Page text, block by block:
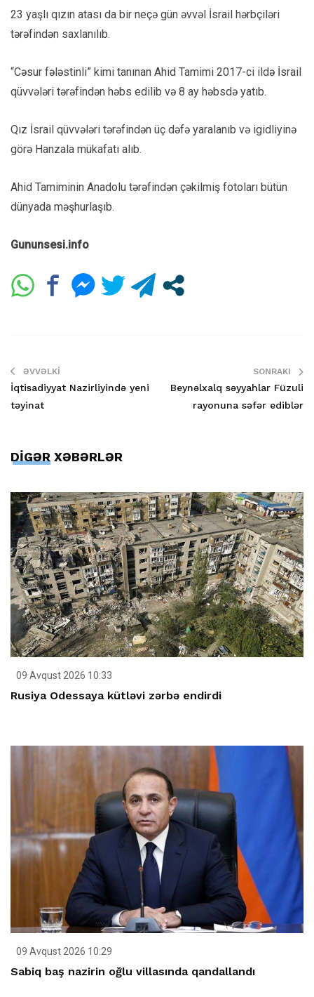
23 yaşlı qızın atası da bir neçə gün əvvəl İsrail hərbçiləri
tərəfindən saxlanılıb.
“Cəsur fələstinli” kimi tanınan Ahid Tamimi 2017-ci ildə İsrail
qüvvələri tərəfindən həbs edilib və 8 ay həbsdə yatıb.
Qız İsrail qüvvələri tərəfindən üç dəfə yaralanıb və igidliyinə
görə Hanzala mükafatı alıb.
Ahid Tamiminin Anadolu tərəfindən çəkilmiş fotoları bütün
dünyada məşhurlaşıb.
Gununsesi.info
ƏVVƏLKI
İqtisadiyyat Nazirliyində yeni
təyinat
SONRAKI
Beynəlxalq səyyahlar Füzuli
rayonuna səfər ediblər
DİGƏR XƏBƏRLƏR
09 Avqust 2026 10:33
Rusiya Odessaya kütləvi zərbə endirdi
09 Avqust 2026 10:29
Sabiq baş nazirin oğlu villasında qandallandı